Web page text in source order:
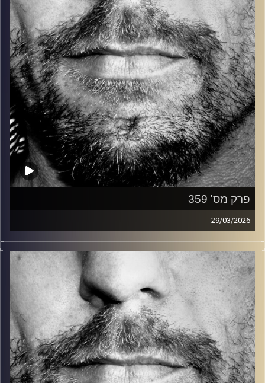
פרק מס' 359
29/03/2026
זיפים, מוזיקה מחוספסת של הופעות חיות. הרבה ג'אם, רוק,
בלוז, bluegrass, ג'אז, Fאנק, פרוגרסיב ואפילו אלקטרוניקה.
כל מה שחי, אמיתי ונושם.
עם שמוליק רגב.
קרדיט תמונות: David Goehring